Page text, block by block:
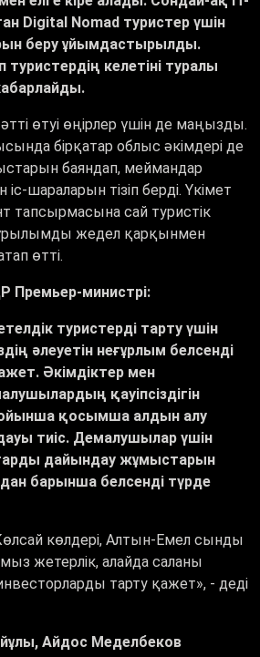
Digital Nomad туристер үшін
беру ұйымдастырылды.
келетіні туралы
өтуі өңірлер үшін де маңызды.
бірқатар облыс әкімдері де
баяндап, меймандар
іс-шараларын тізіп берді. Үкімет
тапсырмасына сай туристік
жедел қарқынмен
өтті.
Премьер-министрі:
туристерді тарту үшін
әлеуетін неғұрлым белсенді
Әкімдіктер мен
қауіпсіздігін
қосымша алдын алу
тиіс. Демалушылар үшін
дайындау жұмыстарын
барынша белсенді түрде
көлдері, Алтын-Емел сынды
жетерлік, алайда саланы
тарту қажет», - деді
Айдос Меделбеков